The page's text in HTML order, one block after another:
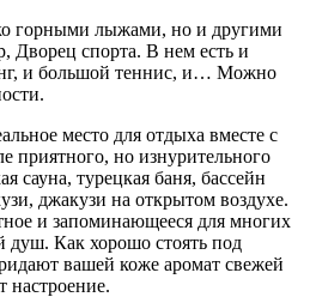
горными лыжами, но и другими
Дворец спорта. В нем есть и
и большой теннис, и… Можно
место для отдыха вместе с
приятного, но изнурительного
сауна, турецкая баня, бассейн
джакузи на открытом воздухе.
и запоминающееся для многих
Как хорошо стоять под
вашей коже аромат свежей
настроение.